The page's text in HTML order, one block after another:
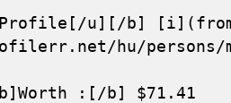
Profile[/u][/b]
hu/
:[/b] $71.41